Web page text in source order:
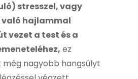
stresszel, vagy
való hajlammal
vezet a test és a
ez
nagyobb hangsúlyt